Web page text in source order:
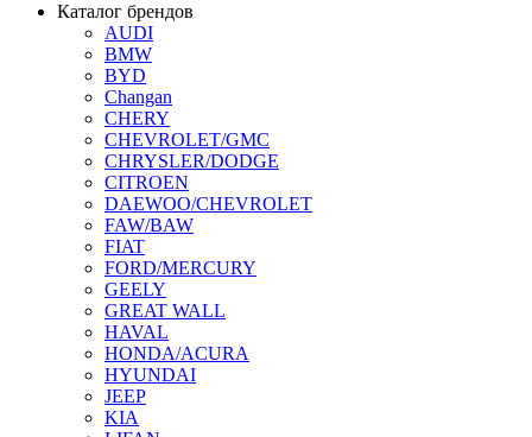
Каталог брендов
AUDI
BMW
BYD
Changan
CHERY
CHEVROLET/GMC
CHRYSLER/DODGE
CITROEN
DAEWOO/CHEVROLET
FAW/BAW
FIAT
FORD/MERCURY
GEELY
GREAT WALL
HAVAL
HONDA/ACURA
HYUNDAI
JEEP
KIA